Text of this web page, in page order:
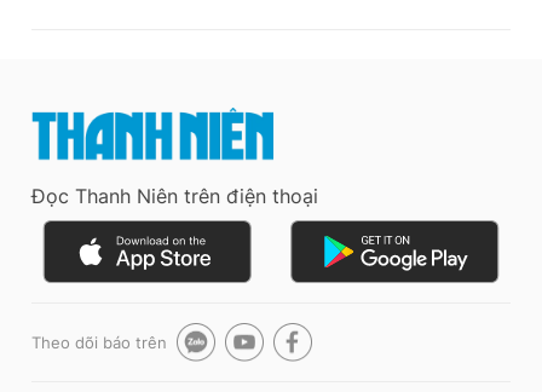
Đọc Thanh Niên trên điện thoại
Theo dõi báo trên